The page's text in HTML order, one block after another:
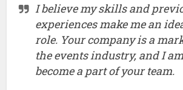
I believe my skills and
experiences make me an
role. Your company is a
the events industry, and I
become a part of your team.